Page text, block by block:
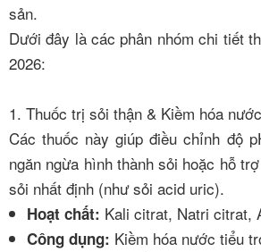
sản.
Dưới đây là các phân nhóm chi tiết
2026:
1. Thuốc trị sỏi thận & Kiềm hóa
Các thuốc này giúp điều chỉnh độ
ngăn ngừa hình thành sỏi hoặc hỗ
sỏi nhất định (như sỏi acid uric).
Hoạt chất: Kali citrat, Natri citrat,
Công dụng: Kiềm hóa nước tiểu